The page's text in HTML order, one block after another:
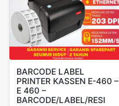
BARCODE LABEL
PRINTER KASSEN E-460 –
E 460 –
BARCODE/LABEL/RESI